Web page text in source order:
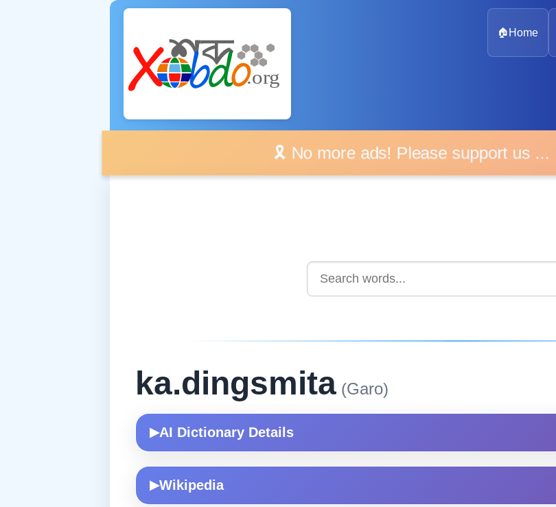
🏠 Home
🎗️ No more ads! Please support us ...
ka.dingsmita (Garo)
▶AI Dictionary Details
▶Wikipedia